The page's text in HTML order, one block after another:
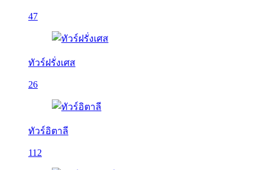
47
ทัวร์ฝรั่งเศส
26
ทัวร์อิตาลี
112